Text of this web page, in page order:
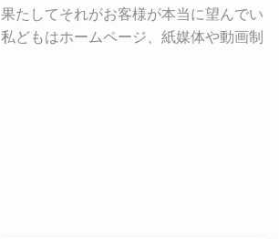
果たしてそれがお客様が本当に望んでい
私どもはホームページ、紙媒体や動画制作